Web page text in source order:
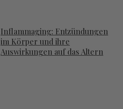
Inflammaging: Entzündungen
im Körper und ihre
Auswirkungen auf das Altern